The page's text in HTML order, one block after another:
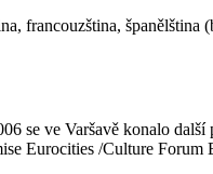
francouzština, španělština
se ve Varšavě konalo další
Eurocities /Culture Forum